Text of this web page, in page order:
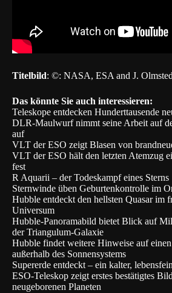
Titelbild: ©: NASA, ESA and J.
Das könnte Sie auch interessieren:
Teleskope entdecken Hunderttausende
DLR-Maulwurf nimmt seine Arbeit auf
auf
VLT der ESO zeigt Blasen von
VLT der ESO hält den letzten Atemzug
fest
R Aquarii – der Todeskampf eines Sterns
Sternwinde üben Geburtenkontrolle im
Hubble entdeckt den hellsten Quasar im
Universum
Hubble-Panoramabild bietet Blick auf
der Triangulum-Galaxie
Hubble findet weitere Hinweise auf
außerhalb des Sonnensystems
Supererde entdeckt – ein kalter,
ESO-Teleskop zeigt erstes bestätigtes
neugeborenen Planeten